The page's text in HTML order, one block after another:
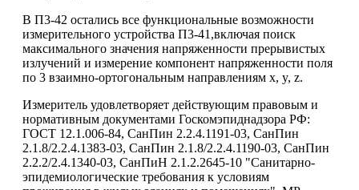
В П3-42 остались все функциональные возможности
измерительного устройства П3-41,включая поиск
максимального значения напряженности прерывистых
излучений и измерение компонент напряженности поля
по 3 взаимно-ортогональным направлениям x, y, z.
Измеритель удовлетворяет действующим правовым и
нормативным документами Госкомэпиднадзора РФ:
ГОСТ 12.1.006-84, СанПин 2.2.4.1191-03, СанПин
2.1.8/2.2.4.1383-03, СанПин 2.1.8/2.2.4.1190-03, СанПин
2.2.2/2.4.1340-03, СанПиН 2.1.2.2645-10 "Санитарно-
эпидемиологические требования к условиям